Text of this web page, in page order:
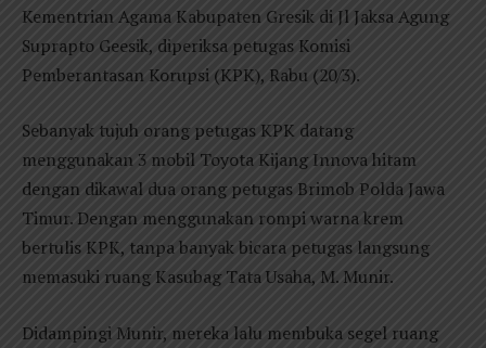
Kementrian Agama Kabupaten Gresik di Jl Jaksa Agung
Suprapto Geesik, diperiksa petugas Komisi
Pemberantasan Korupsi (KPK), Rabu (20/3).
Sebanyak tujuh orang petugas KPK datang
menggunakan 3 mobil Toyota Kijang Innova hitam
dengan dikawal dua orang petugas Brimob Polda Jawa
Timur. Dengan menggunakan rompi warna krem
bertulis KPK, tanpa banyak bicara petugas langsung
memasuki ruang Kasubag Tata Usaha, M. Munir.
Didampingi Munir, mereka lalu membuka segel ruang